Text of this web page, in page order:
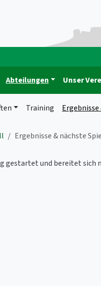
Abteilungen Unser
Training
Ergebnisse & nächste
gestartet und bereitet